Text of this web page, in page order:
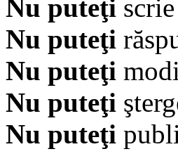
Nu puteţi
Nu puteţi
Nu puteţi
Nu puteţi
Nu puteţi